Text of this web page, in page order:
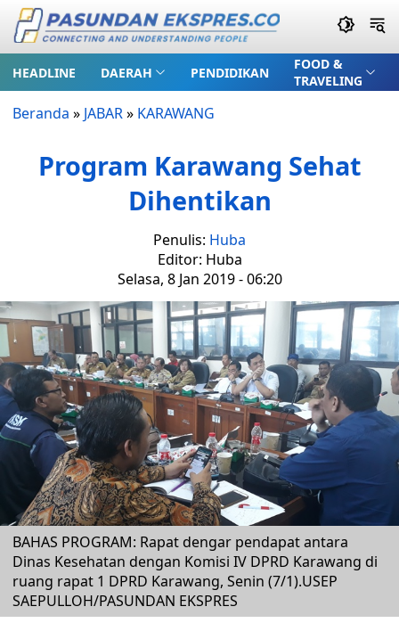
HEADLINE DAERAH PENDIDIKAN
FOOD &
TRAVELING
Beranda » JABAR» KARAWANG
Program Karawang Sehat
Dihentikan
Penulis: Huba
Editor: Huba
Selasa, 8 Jan 2019 - 06:20
BAHAS PROGRAM: Rapat dengar pendapat antara
Dinas Kesehatan dengan Komisi IV DPRD Karawang di
ruang rapat 1 DPRD Karawang, Senin (7/1).USEP
SAEPULLOH/PASUNDAN EKSPRES